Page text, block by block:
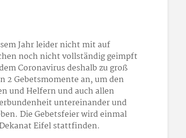
Jahr leider nicht mit auf
noch nicht vollständig geimpft
Coronavirus deshalb zu groß
2 Gebetsmomente an, um den
und Helfern und auch allen
untereinander und
Die Gebetsfeier wird einmal
Eifel stattfinden.